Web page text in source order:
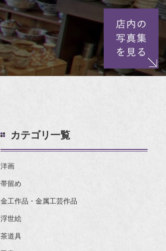
カテゴリ一覧
洋画
帯留め
金工作品・金属工芸作品
浮世絵
茶道具